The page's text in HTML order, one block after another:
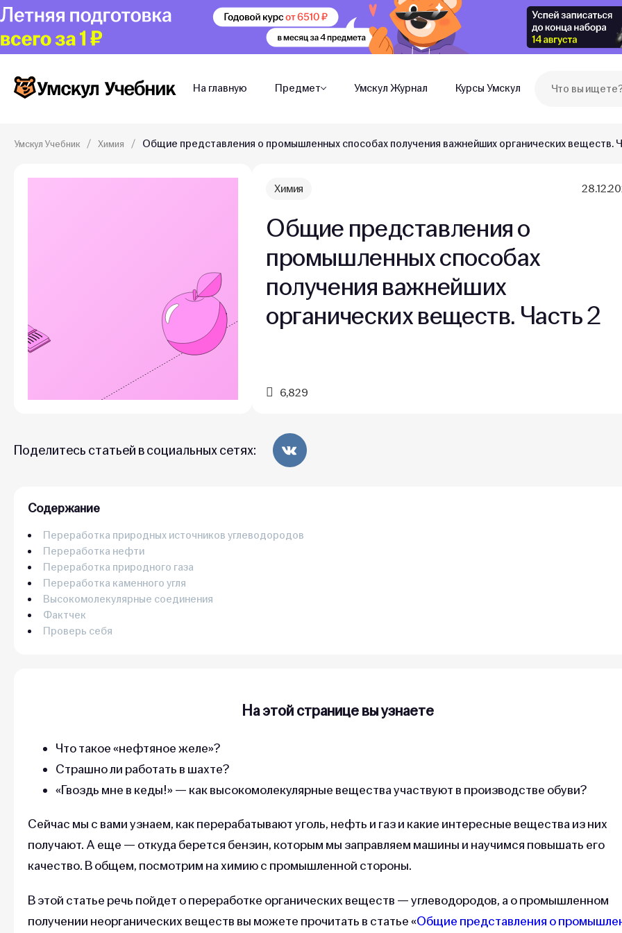
На главную Предмет Умскул Журнал Курсы Умскул
Умскул Учебник Химия Общие представления о промышленных способах получения важнейших органических веществ.
Химия
Общие представления о
промышленных способах
получения важнейших
органических веществ. Часть 2
6,829
Поделитесь статьей в социальных сетях:
Содержание
Переработка природных источников углеводородов
Переработка нефти
Переработка природного газа
Переработка каменного угля
Высокомолекулярные соединения
Фактчек
Проверь себя
На этой странице вы узнаете
Что такое «нефтяное желе»?
Страшно ли работать в шахте?
«Гвоздь мне в кеды!» — как высокомолекулярные вещества участвуют в производстве обуви?
Сейчас мы с вами узнаем, как перерабатывают уголь, нефть и газ и какие интересные вещества из них
получают. А еще — откуда берется бензин, которым мы заправляем машины и научимся повышать его
качество. В общем, посмотрим на химию с промышленной стороны.
В этой статье речь пойдет о переработке органических веществ — углеводородов, а о промышленном
получении неорганических веществ вы можете прочитать в статье «Общие представления о